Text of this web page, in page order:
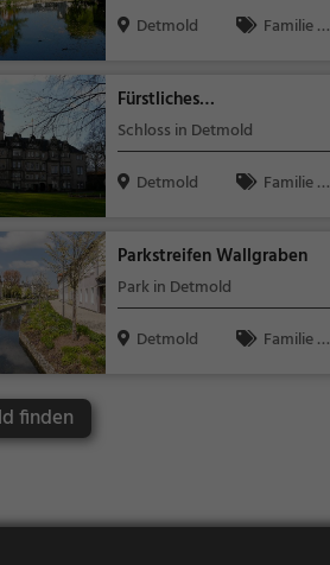
Detmold
Familie &
Fürstliches
Residenzschloss Detmold
Schloss in Detmold
Detmold
Familie &
Parkstreifen Wallgraben
Park in Detmold
Detmold
Familie &
finden